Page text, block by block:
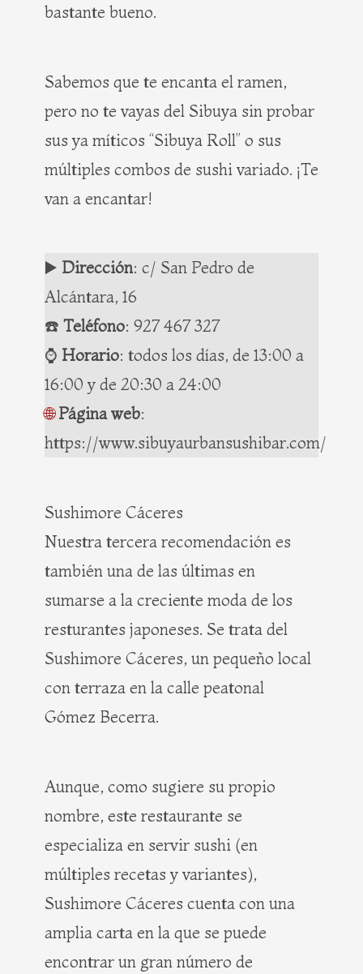
bastante bueno.
Sabemos que te encanta el ramen,
pero no te vayas del Sibuya sin probar
sus ya míticos “Sibuya Roll” o sus
múltiples combos de sushi variado. ¡Te
van a encantar!
▶️ Dirección: c/ San Pedro de
Alcántara, 16
☎️ Teléfono: 927 467 327
⌚️ Horario: todos los días, de 13:00 a
16:00 y de 20:30 a 24:00
🌐 Página web:
https://www.sibuyaurbansushibar.com/
Sushimore Cáceres
Nuestra tercera recomendación es
también una de las últimas en
sumarse a la creciente moda de los
resturantes japoneses. Se trata del
Sushimore Cáceres, un pequeño local
con terraza en la calle peatonal
Gómez Becerra.
Aunque, como sugiere su propio
nombre, este restaurante se
especializa en servir sushi (en
múltiples recetas y variantes),
Sushimore Cáceres cuenta con una
amplia carta en la que se puede
encontrar un gran número de